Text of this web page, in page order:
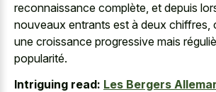
reconnaissance complète, et depuis
nouveaux entrants est à deux chiffres,
une croissance progressive mais
popularité.
Intriguing read: Les Bergers